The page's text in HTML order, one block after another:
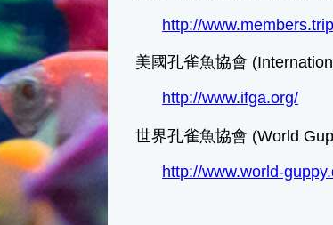
http://
美國孔雀魚協會
http://www.ifga.org/
世界孔雀魚協會 (World
http://www.world-